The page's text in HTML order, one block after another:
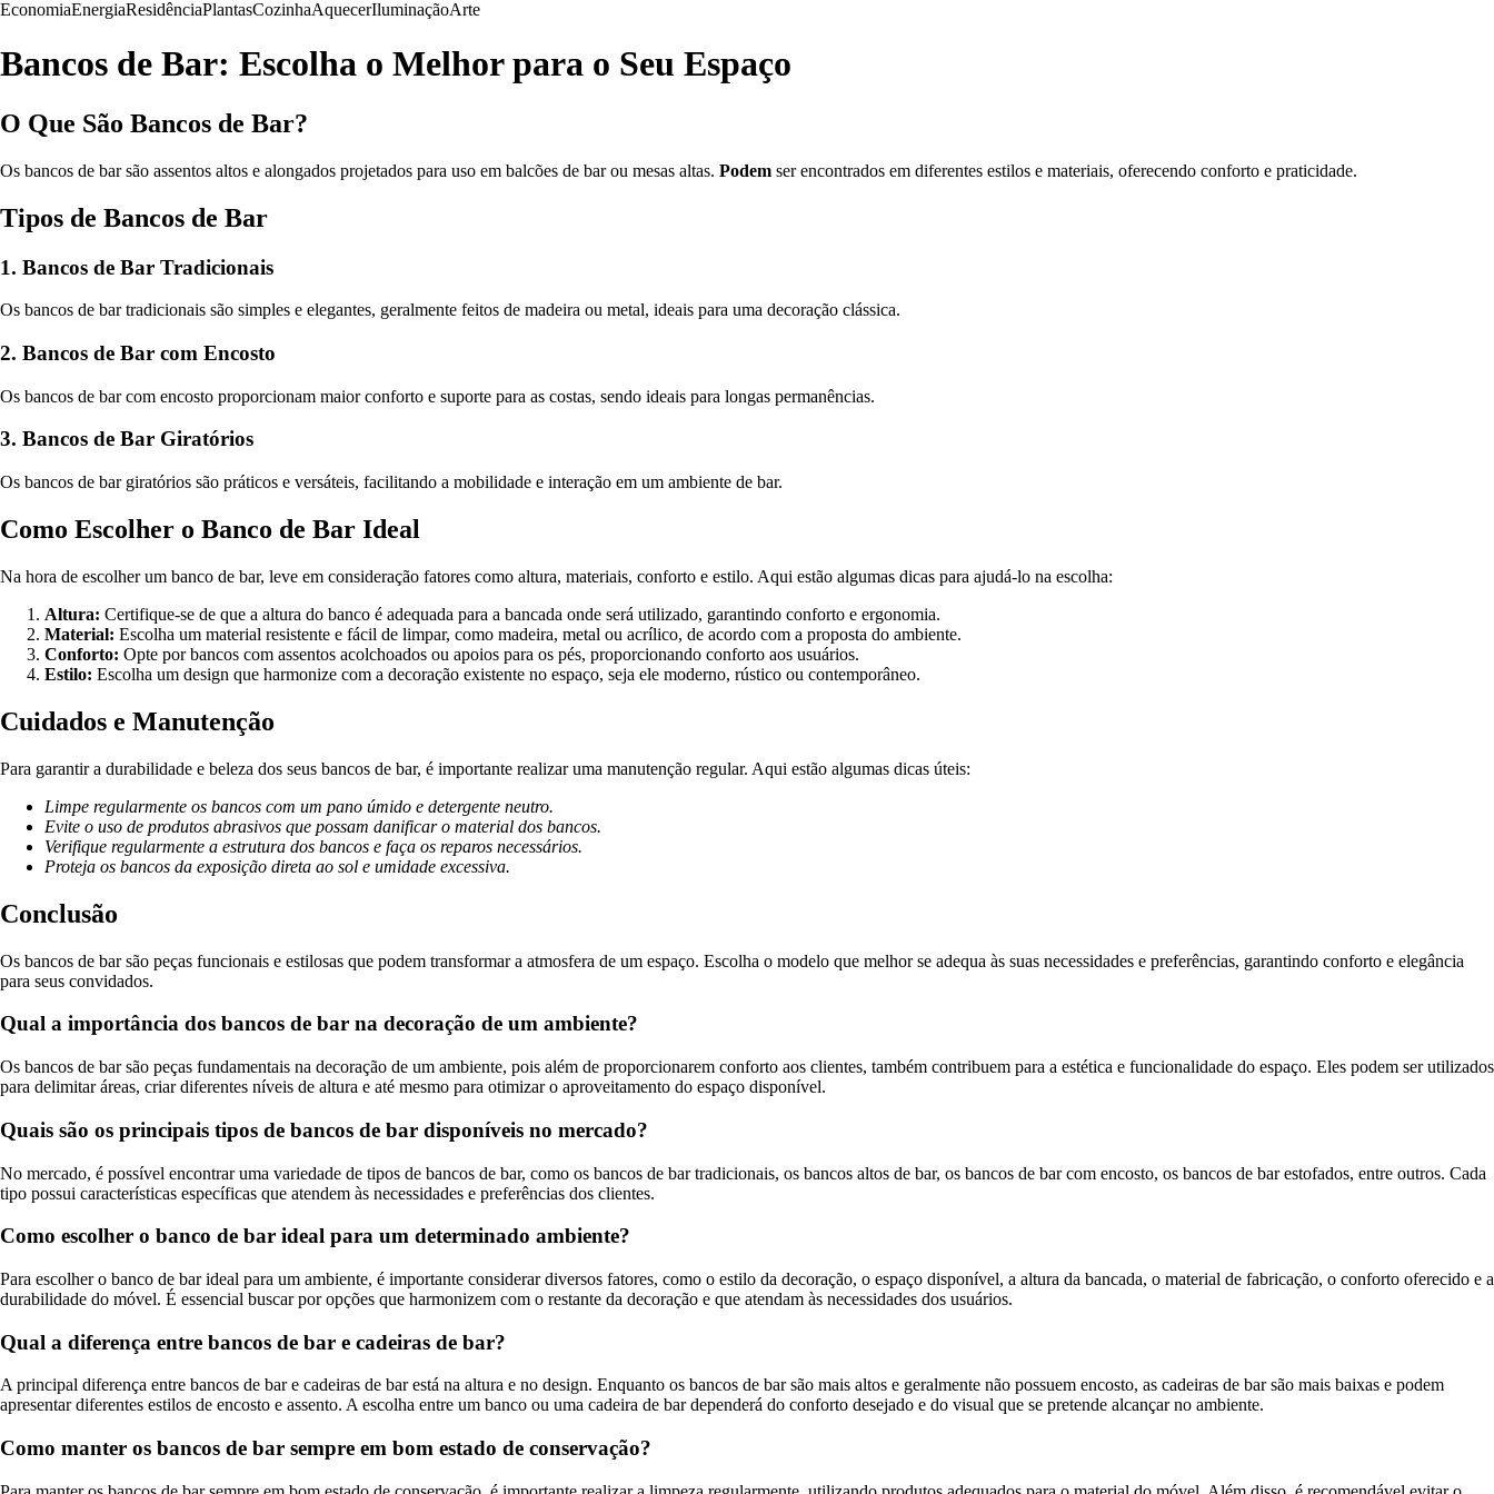
EconomiaEnergiaResidênciaPlantasCozinhaAquecerIluminaçãoArte
Bancos de Bar: Escolha o Melhor para o Seu Espaço
O Que São Bancos de Bar?
Os bancos de bar são assentos altos e alongados projetados para uso em balcões de bar ou mesas altas. Podem ser encontrados em diferentes estilos e materiais, oferecendo conforto e praticidade.
Tipos de Bancos de Bar
1. Bancos de Bar Tradicionais
Os bancos de bar tradicionais são simples e elegantes, geralmente feitos de madeira ou metal, ideais para uma decoração clássica.
2. Bancos de Bar com Encosto
Os bancos de bar com encosto proporcionam maior conforto e suporte para as costas, sendo ideais para longas permanências.
3. Bancos de Bar Giratórios
Os bancos de bar giratórios são práticos e versáteis, facilitando a mobilidade e interação em um ambiente de bar.
Como Escolher o Banco de Bar Ideal
Na hora de escolher um banco de bar, leve em consideração fatores como altura, materiais, conforto e estilo. Aqui estão algumas dicas para ajudá-lo na escolha:
Altura: Certifique-se de que a altura do banco é adequada para a bancada onde será utilizado, garantindo conforto e ergonomia.
Material: Escolha um material resistente e fácil de limpar, como madeira, metal ou acrílico, de acordo com a proposta do ambiente.
Conforto: Opte por bancos com assentos acolchoados ou apoios para os pés, proporcionando conforto aos usuários.
Estilo: Escolha um design que harmonize com a decoração existente no espaço, seja ele moderno, rústico ou contemporâneo.
Cuidados e Manutenção
Para garantir a durabilidade e beleza dos seus bancos de bar, é importante realizar uma manutenção regular. Aqui estão algumas dicas úteis:
Limpe regularmente os bancos com um pano úmido e detergente neutro.
Evite o uso de produtos abrasivos que possam danificar o material dos bancos.
Verifique regularmente a estrutura dos bancos e faça os reparos necessários.
Proteja os bancos da exposição direta ao sol e umidade excessiva.
Conclusão
Os bancos de bar são peças funcionais e estilosas que podem transformar a atmosfera de um espaço. Escolha o modelo que melhor se adequa às suas necessidades e preferências, garantindo conforto e elegância
para seus convidados.
Qual a importância dos bancos de bar na decoração de um ambiente?
Os bancos de bar são peças fundamentais na decoração de um ambiente, pois além de proporcionarem conforto aos clientes, também contribuem para a estética e funcionalidade do espaço. Eles podem ser utilizados
para delimitar áreas, criar diferentes níveis de altura e até mesmo para otimizar o aproveitamento do espaço disponível.
Quais são os principais tipos de bancos de bar disponíveis no mercado?
No mercado, é possível encontrar uma variedade de tipos de bancos de bar, como os bancos de bar tradicionais, os bancos altos de bar, os bancos de bar com encosto, os bancos de bar estofados, entre outros. Cada
tipo possui características específicas que atendem às necessidades e preferências dos clientes.
Como escolher o banco de bar ideal para um determinado ambiente?
Para escolher o banco de bar ideal para um ambiente, é importante considerar diversos fatores, como o estilo da decoração, o espaço disponível, a altura da bancada, o material de fabricação, o conforto oferecido e a
durabilidade do móvel. É essencial buscar por opções que harmonizem com o restante da decoração e que atendam às necessidades dos usuários.
Qual a diferença entre bancos de bar e cadeiras de bar?
A principal diferença entre bancos de bar e cadeiras de bar está na altura e no design. Enquanto os bancos de bar são mais altos e geralmente não possuem encosto, as cadeiras de bar são mais baixas e podem
apresentar diferentes estilos de encosto e assento. A escolha entre um banco ou uma cadeira de bar dependerá do conforto desejado e do visual que se pretende alcançar no ambiente.
Como manter os bancos de bar sempre em bom estado de conservação?